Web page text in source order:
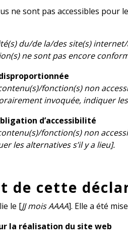
ne sont pas accessibles pour
du/de la/des site(s)
ne sont pas encore
fonction(s) non
invoquée, indiquer les
d’accessibilité
fonction(s) non
les alternatives s’il y a lieu].
de cette
le [JJ mois AAAA]. Elle a été
la réalisation du site web